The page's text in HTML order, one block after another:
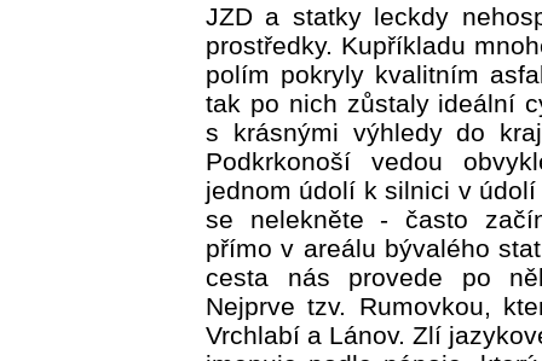
JZD a statky leckdy
prostředky. Kupříkladu
polím pokryly kvalitním
tak po nich zůstaly ideální
s krásnými výhledy do
Podkrkonoší vedou
jednom údolí k silnici v
se nelekněte - často
přímo v areálu bývalého
cesta nás provede po
Nejprve tzv. Rumovkou,
Vrchlabí a Lánov. Zlí